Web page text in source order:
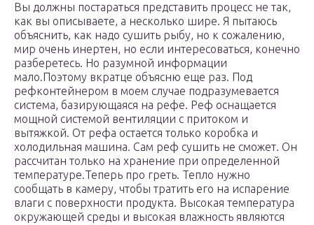
Вы должны постараться представить процесс не так,
как вы описываете, а несколько шире. Я пытаюсь
объяснить, как надо сушить рыбу, но к сожалению,
мир очень инертен, но если интересоваться, конечно
разберетесь. Но разумной информации
мало.Поэтому вкратце объясню еще раз. Под
рефконтейнером в моем случае подразумевается
система, базирующаяся на рефе. Реф оснащается
мощной системой вентиляции с притоком и
вытяжкой. От рефа остается только коробка и
холодильная машина. Сам реф сушить не сможет. Он
рассчитан только на хранение при определенной
температуре.Теперь про греть. Тепло нужно
сообщать в камеру, чтобы тратить его на испарение
влаги с поверхности продукта. Высокая температура
окружающей среды и высокая влажность являются